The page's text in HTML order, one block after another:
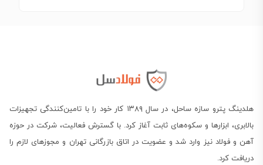
هلدینگ پترو سازه ساحل، در سال ۱۳۸۹ کار خود را با تامین‌کنندگی تجهیزات
بالابری، ابزارها و سکوه‌های ثابت آغاز کرد. با گسترش فعالیت، شرکت در حوزه
آهن و فولاد نیز وارد شد و عضویت در اتاق بازرگانی تهران و مجوزهای لازم را
دریافت کرد.